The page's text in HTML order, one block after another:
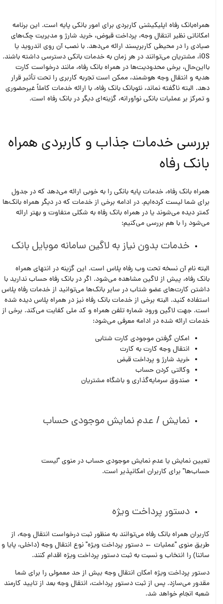
همراه‌بانک رفاه اپلیکیشنی کاربردی برای امور بانکی پایه است. این برنامه
امکاناتی نظیر انتقال وجه، پرداخت قبوض، خرید شارژ و مدیریت چک‌های
صیادی را در محیطی کاربرپسند ارائه می‌دهد. با نصب آن روی اندروید یا
iOS، مشتریان می‌توانند در هر زمان به خدمات بانکی دسترسی داشته باشند.
بااین‌حال، برخی محدودیت‌ها در همراه بانک رفاه، مانند درخواست کارت
هدیه و انتقال وجه هوشمند، ممکن است تجربه کاربری را تحت تأثیر قرار
دهد. البته ناگفته نماند، نئو‌بانک بانک رفاه، با ارائه خدمات کاملاً غیرحضوری
و تمرکز بر عملیات بانکی نوآورانه، گزینه‌ای دیگر در بانک رفاه است.
بررسی خدمات جذاب و کاربردی همراه
بانک رفاه
همراه بانک رفاه، خدمات پایه بانکی را به خوبی ارائه می‌دهد که در جدول
برای شما لیست کرده‌ایم. در ادامه برخی از خدمات که در دیگر همراه بانک‌ها
کمتر دیده می‌شوند یا در همراه بانک رفاه به شکلی متفاوت و بهتر ارائه
می‌شود را با هم بررسی می‌کنیم:
خدمات بدون نیاز به لاگین سامانه موبایل بانک
البته نام آن نسخه تحت وب رفاه پلاس است. این گزینه در انتهای همراه
بانک رفاه، پیش از لاگین مشاهده می‌شود. اگر در بانک رفاه حساب ندارید با
داشتن کارت‌های عضو شتاب در سایر بانک‌ها می‌توانید از خدمات رفاه پلاس
استفاده کنید. البته برخی از خدمات بانک رفاه نیز در همراه پلاس دیده شده
است. جهت لاگین ورود شماره تلفن همراه و کد ملی کفایت می‌کند. برخی از
خدمات ارائه شده در ادامه معرفی می‌شود:
امکان گرفتن موجودی کارت شتابی
انتقال وجه کارت به کارت
خرید شارژ و پرداخت قبض
وکالتی کردن حساب
صندوق سرمایه‌گذاری و باشگاه مشتریان
نمایش / عدم نمایش موجودی حساب
تعیین نمایش یا عدم نمایش موجودی حساب در منوی "لیست
حساب‌ها" برای کاربران امکانپذیر است.
دستور پرداخت ویژه
کاربران همراه بانک رفاه می‌توانند به منظور ثبت درخواست انتقال وجه، از
طریق منوی "عملیات ← دستور پرداخت ویژه" نوع انتقال وجه (داخلی، پایا و
ساتنا) را انتخاب و نسبت به ثبت دستور پرداخت ویژه اقدام کنند.
دستور پرداخت ویژه امکان انتقال وجه بیش از حد معمولی را برای شما
مقدور می‌سازد. پس از ثبت دستور پرداخت، انتقال وجه بعد از تایید کارمند
شعبه انجام خواهد شد.